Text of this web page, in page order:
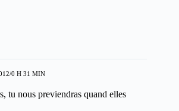
0 H 31 MIN
tu nous previendras quand elles